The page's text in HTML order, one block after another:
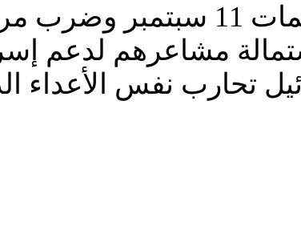
أشار نتنياهو في خطابه إلى
مشاعرهم لدعم
تحارب نفس الأعداء